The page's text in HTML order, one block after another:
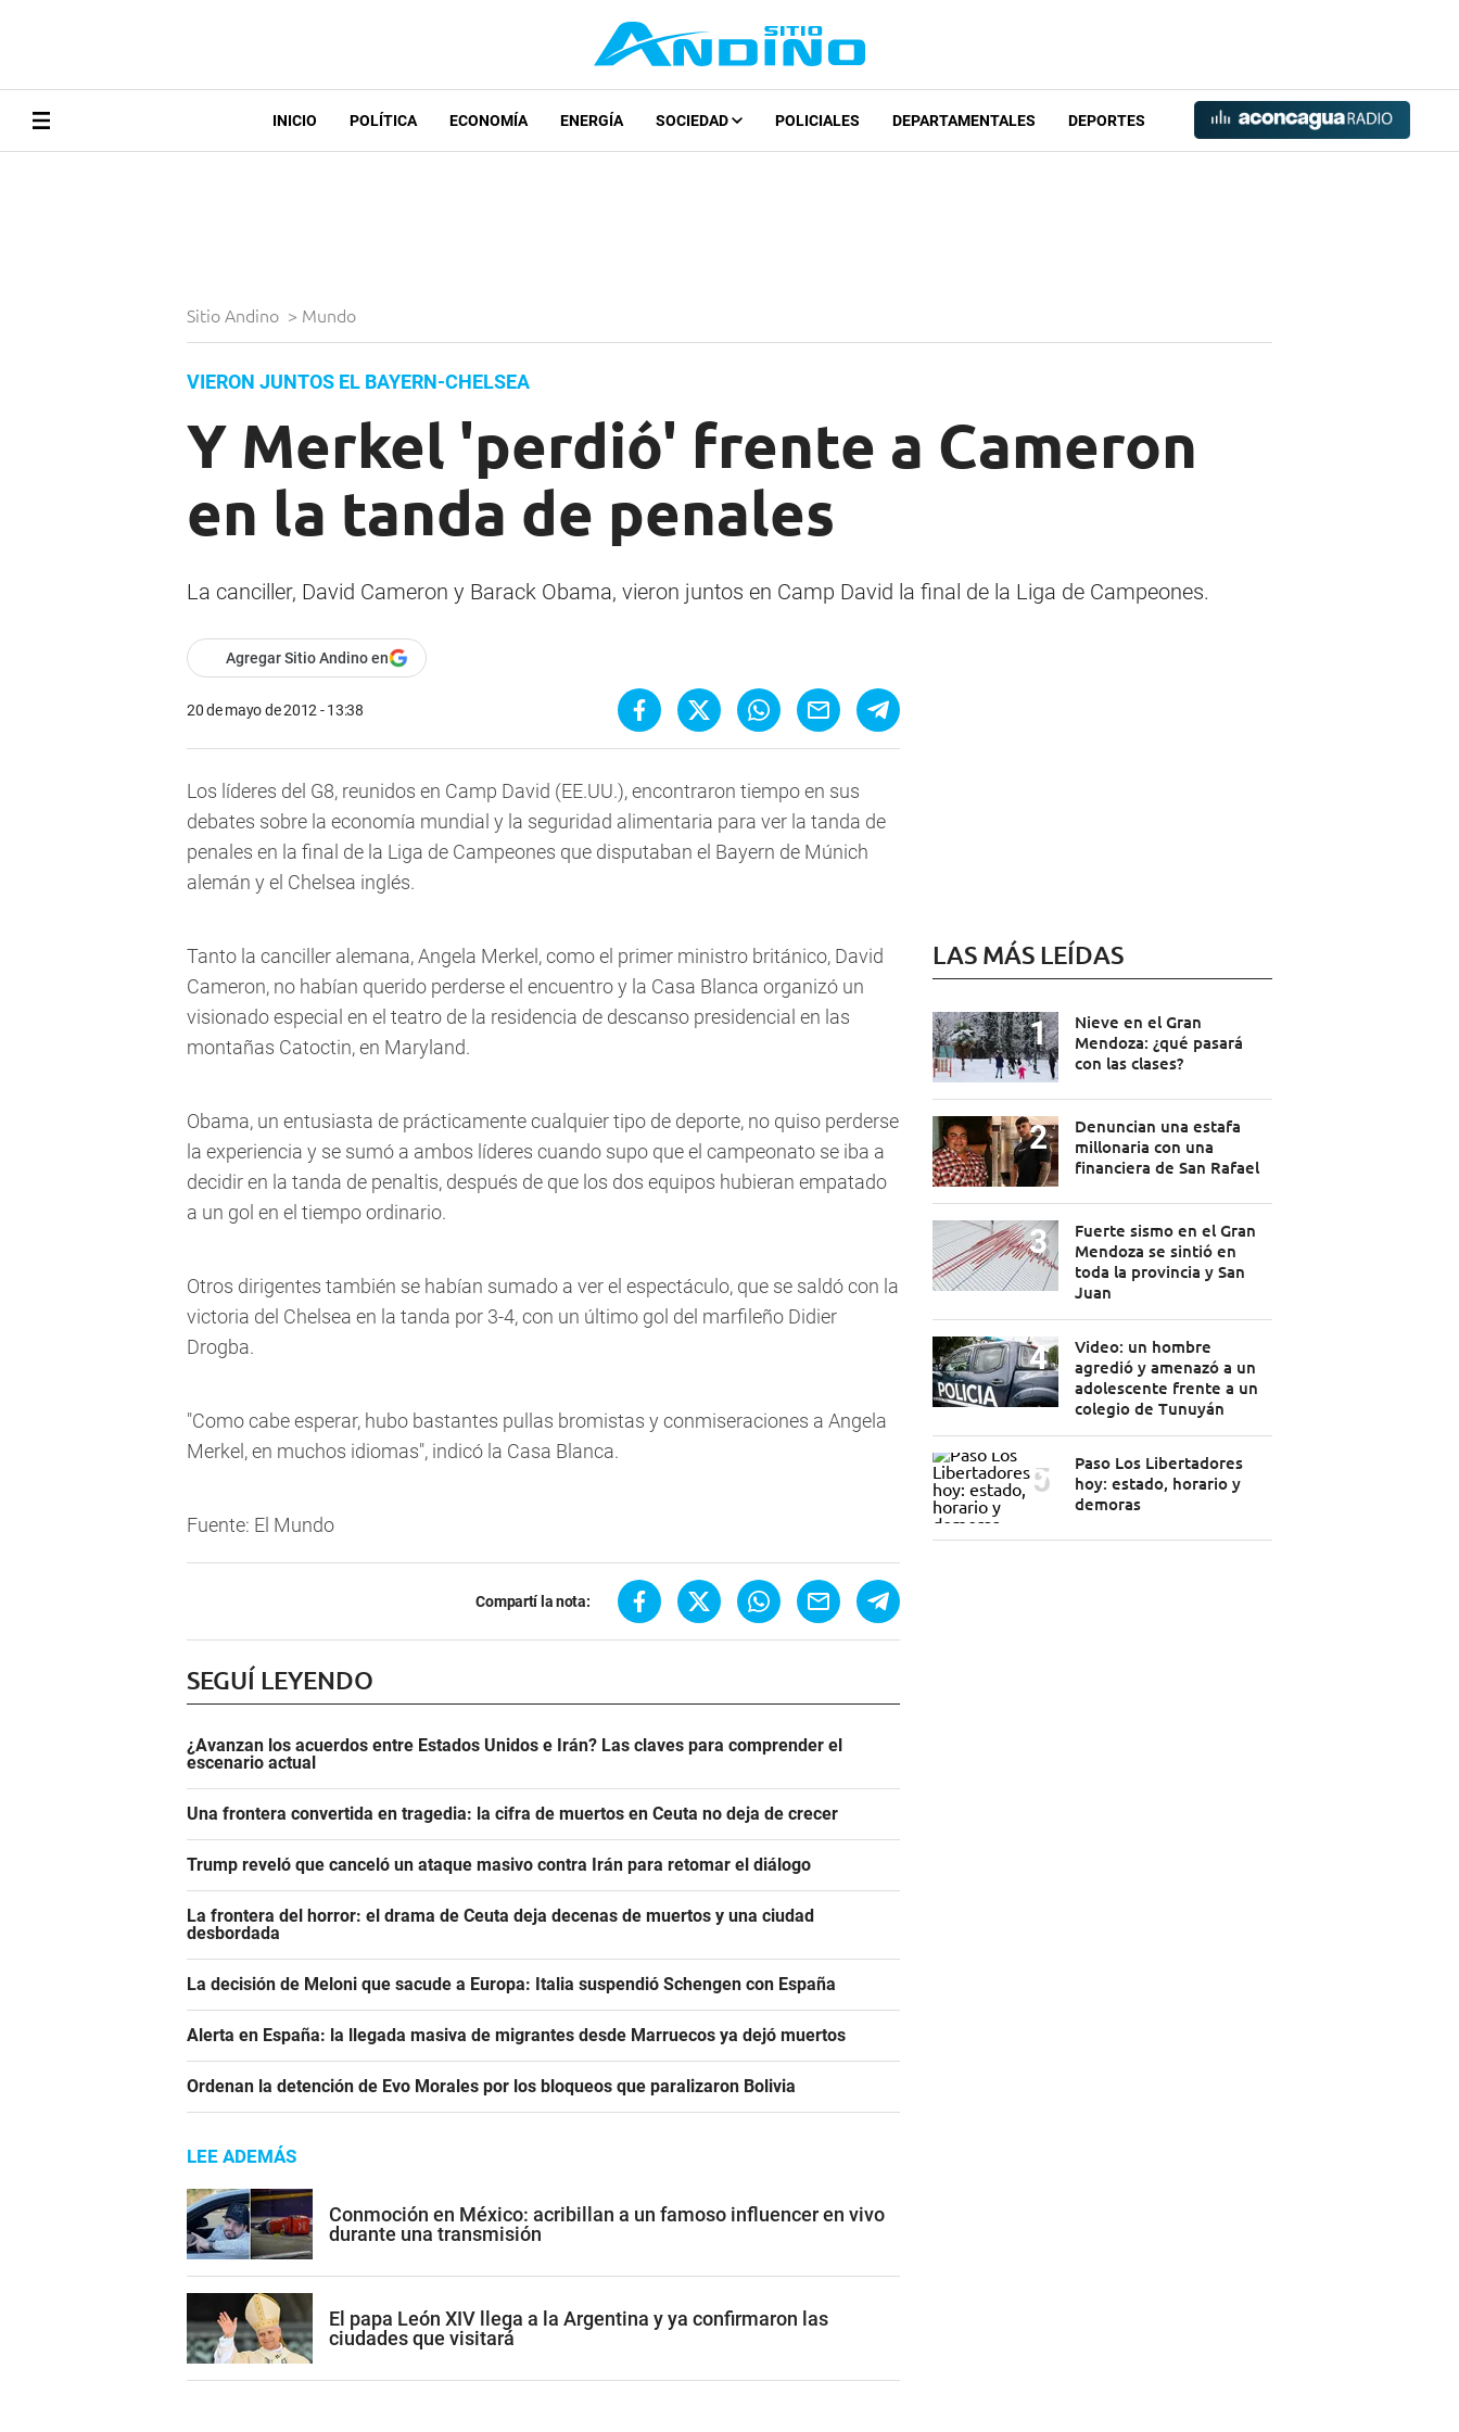
INICIO POLÍTICA ECONOMÍA ENERGÍA SOCIEDAD POLICIALES DEPARTAMENTALES DEPORTES
Sitio Andino > Mundo
VIERON JUNTOS EL BAYERN-CHELSEA
Y Merkel 'perdió' frente a Cameron
en la tanda de penales
La canciller, David Cameron y Barack Obama, vieron juntos en Camp David la final de la Liga de Campeones.
Agregar Sitio Andino en
20 de mayo de 2012 - 13:38
Los líderes del G8, reunidos en Camp David (EE.UU.), encontraron tiempo en sus
debates sobre la economía mundial y la seguridad alimentaria para ver la tanda de
penales en la final de la Liga de Campeones que disputaban el Bayern de Múnich
alemán y el Chelsea inglés.
Tanto la canciller alemana, Angela Merkel, como el primer ministro británico, David
Cameron, no habían querido perderse el encuentro y la Casa Blanca organizó un
visionado especial en el teatro de la residencia de descanso presidencial en las
montañas Catoctin, en Maryland.
Obama, un entusiasta de prácticamente cualquier tipo de deporte, no quiso perderse
la experiencia y se sumó a ambos líderes cuando supo que el campeonato se iba a
decidir en la tanda de penaltis, después de que los dos equipos hubieran empatado
a un gol en el tiempo ordinario.
Otros dirigentes también se habían sumado a ver el espectáculo, que se saldó con la
victoria del Chelsea en la tanda por 3-4, con un último gol del marfileño Didier
Drogba.
"Como cabe esperar, hubo bastantes pullas bromistas y conmiseraciones a Angela
Merkel, en muchos idiomas", indicó la Casa Blanca.
Fuente: El Mundo
Compartí la nota:
SEGUÍ LEYENDO
¿Avanzan los acuerdos entre Estados Unidos e Irán? Las claves para comprender el
escenario actual
Una frontera convertida en tragedia: la cifra de muertos en Ceuta no deja de crecer
Trump reveló que canceló un ataque masivo contra Irán para retomar el diálogo
La frontera del horror: el drama de Ceuta deja decenas de muertos y una ciudad
desbordada
La decisión de Meloni que sacude a Europa: Italia suspendió Schengen con España
Alerta en España: la llegada masiva de migrantes desde Marruecos ya dejó muertos
Ordenan la detención de Evo Morales por los bloqueos que paralizaron Bolivia
LEE ADEMÁS
Conmoción en México: acribillan a un famoso influencer en vivo
durante una transmisión
El papa León XIV llega a la Argentina y ya confirmaron las
ciudades que visitará
LAS MÁS LEÍDAS
Nieve en el Gran
Mendoza: ¿qué pasará
con las clases?
Denuncian una estafa
millonaria con una
financiera de San Rafael
Fuerte sismo en el Gran
Mendoza se sintió en
toda la provincia y San
Juan
Video: un hombre
agredió y amenazó a un
adolescente frente a un
colegio de Tunuyán
Paso Los Libertadores
hoy: estado, horario y
demoras